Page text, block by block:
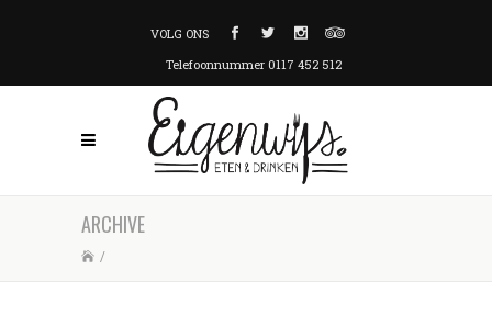
VOLG ONS
Telefoonnummer 0117 452 512
ARCHIVE
/